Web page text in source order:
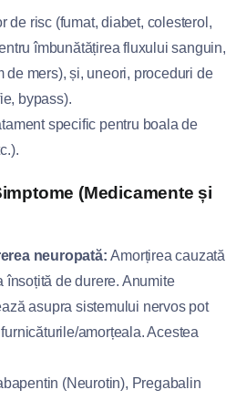
de risc (fumat, diabet, colesterol,
îmbunătățirea fluxului sanguin,
de mers), și, uneori, proceduri de
bypass).
specific pentru boala de
(Medicamente și
neuropată: Amorțirea cauzată
de durere. Anumite
asupra sistemului nervos pot
amorțeala. Acestea
(Neurotin), Pregabalin